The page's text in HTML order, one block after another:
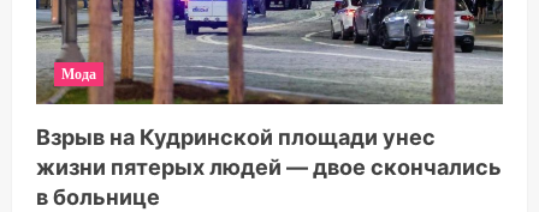
Мода
Взрыв на Кудринской площади унес
жизни пятерых людей — двое скончались
в больнице